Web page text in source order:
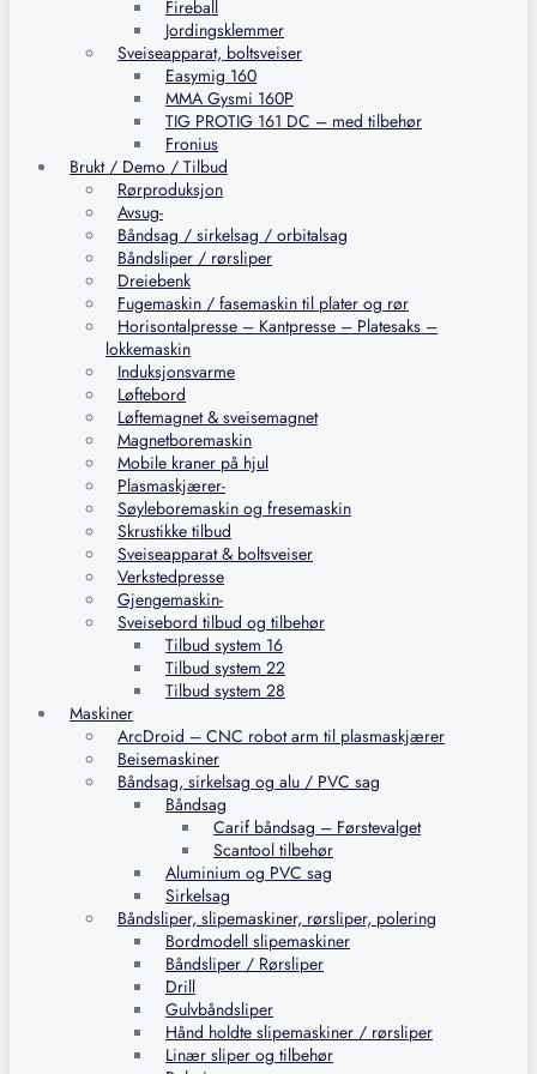
Fireball
Jordingsklemmer
Sveiseapparat, boltsveiser
Easymig 160
MMA Gysmi 160P
TIG PROTIG 161 DC – med tilbehør
Fronius
Brukt / Demo / Tilbud
Rørproduksjon
Avsug-
Båndsag / sirkelsag / orbitalsag
Båndsliper / rørsliper
Dreiebenk
Fugemaskin / fasemaskin til plater og rør
Horisontalpresse – Kantpresse – Platesaks –
lokkemaskin
Induksjonsvarme
Løftebord
Løftemagnet & sveisemagnet
Magnetboremaskin
Mobile kraner på hjul
Plasmaskjærer-
Søyleboremaskin og fresemaskin
Skrustikke tilbud
Sveiseapparat & boltsveiser
Verkstedpresse
Gjengemaskin-
Sveisebord tilbud og tilbehør
Tilbud system 16
Tilbud system 22
Tilbud system 28
Maskiner
ArcDroid – CNC robot arm til plasmaskjærer
Beisemaskiner
Båndsag, sirkelsag og alu / PVC sag
Båndsag
Carif båndsag – Førstevalget
Scantool tilbehør
Aluminium og PVC sag
Sirkelsag
Båndsliper, slipemaskiner, rørsliper, polering
Bordmodell slipemaskiner
Båndsliper / Rørsliper
Drill
Gulvbåndsliper
Hånd holdte slipemaskiner / rørsliper
Linær sliper og tilbehør